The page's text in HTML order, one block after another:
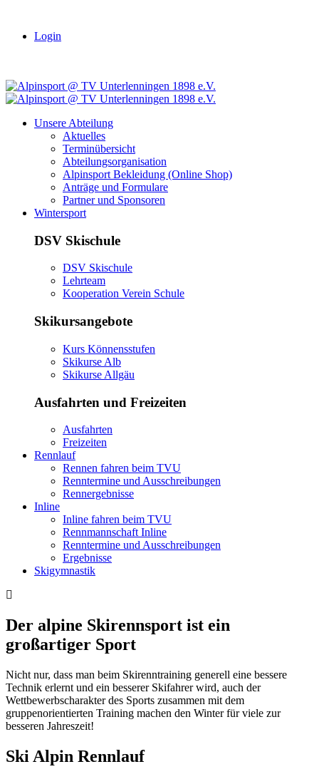
Login
Unsere Abteilung
Aktuelles
Terminübersicht
Abteilungsorganisation
Alpinsport Bekleidung (Online Shop)
Anträge und Formulare
Partner und Sponsoren
Wintersport
DSV Skischule
DSV Skischule
Lehrteam
Kooperation Verein Schule
Skikursangebote
Kurs Könnensstufen
Skikurse Alb
Skikurse Allgäu
Ausfahrten und Freizeiten
Ausfahrten
Freizeiten
Rennlauf
Rennen fahren beim TVU
Renntermine und Ausschreibungen
Rennergebnisse
Inline
Inline fahren beim TVU
Rennmannschaft Inline
Renntermine und Ausschreibungen
Ergebnisse
Skigymnastik
Der alpine Skirennsport ist ein
großartiger Sport
Nicht nur, dass man beim Skirenntraining generell eine bessere
Technik erlernt und ein besserer Skifahrer wird, auch der
Wettbewerbscharakter des Sports zusammen mit dem
gruppenorientierten Training machen den Winter für viele zur
besseren Jahreszeit!
Ski Alpin Rennlauf